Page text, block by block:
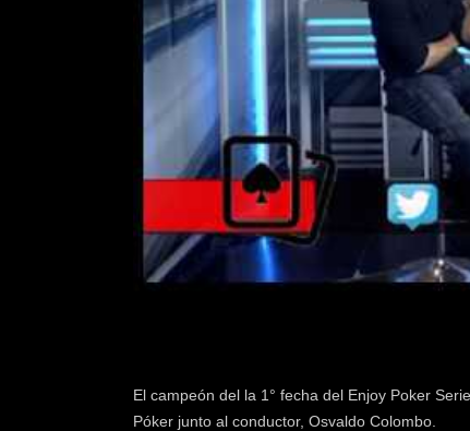
m
e
.
l
El campeón del la 1° fecha del Enjoy Poker
Póker junto al conductor, Osvaldo Colombo.